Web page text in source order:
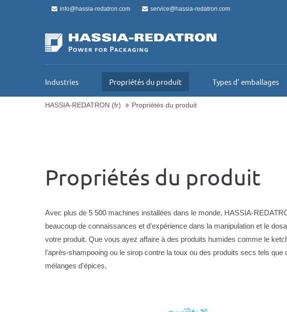
info@hassia-redatron.com service@hassia-redatron.com
Industries Propriétés du produit Types d' emballages
HASSIA-REDATRON (fr) Propriétés du produit
Propriétés du produit
Avec plus de 5 500 machines installées dans le monde, HASSIA-
beaucoup de connaissances et d'expérience dans la manipulation et le
votre produit. Que vous ayez affaire à des produits humides comme le
l'après-shampooing ou le sirop contre la toux ou des produits secs tels que
mélanges d'épices,